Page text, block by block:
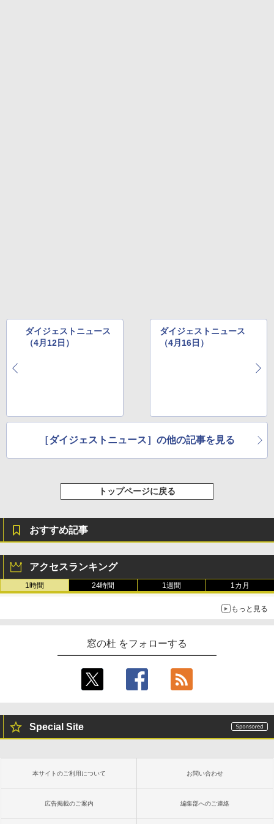
ダイジェストニュース
（4月12日）
ダイジェストニュース
（4月16日）
［ダイジェストニュース］の他の記事を見る
トップページに戻る
おすすめ記事
アクセスランキング
1時間 24時間 1週間 1カ月
もっと見る
窓の杜 をフォローする
Special Site
本サイトのご利用について お問い合わせ
広告掲載のご案内 編集部へのご連絡